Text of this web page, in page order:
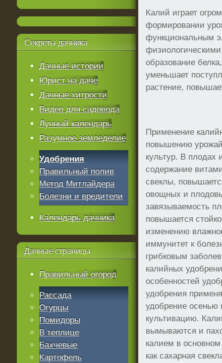
Калий играет
формировании
функциональным
образование
уменьшает
растение,
Применение
повышению
культур. В плодах
содержание
свеклы,
овощных и
завязываемость
повышается
изменению
иммунитет к
грибковым
калийных
особенностей
удобрения
удобрение
культивацию.
вымываются и
калием в
как сахарная
Секреты дачника
Дачные истории
Юрист на даче
Дачные хитрости
Видео для садовода
Лунный календарь
Разумное земледелие
Удобрения
Правильный полив
Метод Митлайдера
Болезни и вредители
Календарь дачника
Дачные страницы
Правильный огород
Рассада
Огурцы
Помидоры
В теплице
Бахчевые
Картофель